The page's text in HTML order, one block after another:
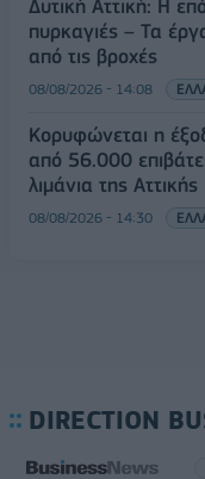
Δυτική Αττική: Η
πυρκαγιές – Τα
από τις βροχές
08/08/2026 - 14:08
Κορυφώνεται η
από 56.000
λιμάνια της Αττικής
08/08/2026 - 14:30
DIRECTION